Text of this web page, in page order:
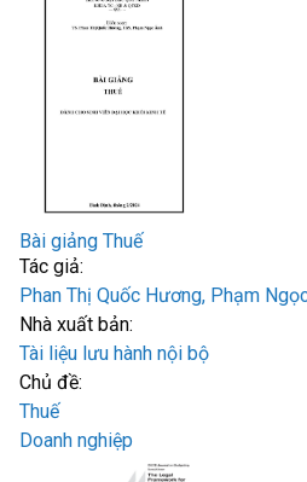
Bài giảng Thuế
Tác giả:
Phan Thị Quốc Hương, Phạm
Nhà xuất bản:
Tài liệu lưu hành nội bộ
Chủ đề:
Thuế
Doanh nghiệp